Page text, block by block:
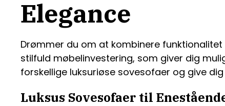
Elegance
Drømmer du om at kombinere
stilfuld møbelinvestering, som giver dig
forskellige luksuriøse sovesofaer og give
Luksus Sovesofaer til